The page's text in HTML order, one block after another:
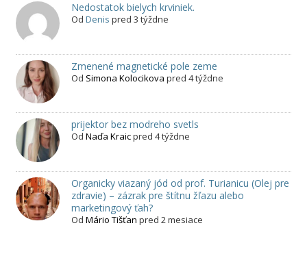
Nedostatok bielych krviniek.
Od Denis pred 3 týždne
Zmenené magnetické pole zeme
Od Simona Kolocikova pred 4 týždne
prijektor bez modreho svetls
Od Naďa Kraicpred 4 týždne
Organicky viazaný jód od prof. Turianicu (Olej pre
zdravie) – zázrak pre štítnu žľazu alebo
marketingový ťah?
Od Mário Tišťan pred 2 mesiace